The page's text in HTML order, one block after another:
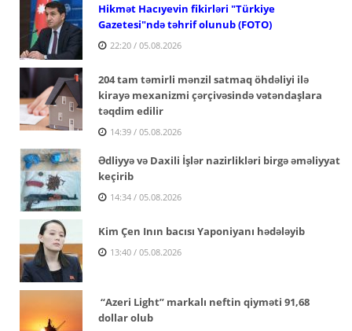
Hikmət Hacıyevin fikirləri "Türkiye
Gazetesi"ndə təhrif olunub (FOTO)
22:20 / 05.08.2026
204 tam təmirli mənzil satmaq öhdəliyi ilə
kirayə mexanizmi çərçivəsində vətəndaşlara
təqdim edilir
14:39 / 05.08.2026
Ədliyyə və Daxili İşlər nazirlikləri birgə əməliyyat
keçirib
14:34 / 05.08.2026
Kim Çen Inın bacısı Yaponiyanı hədələyib
13:40 / 05.08.2026
“Azeri Light” markalı neftin qiyməti 91,68
dollar olub